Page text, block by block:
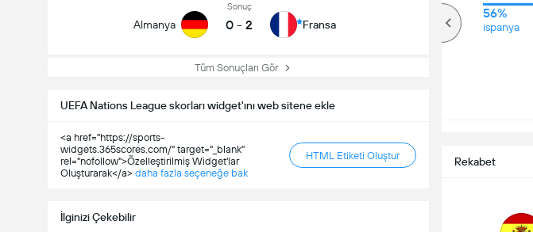
Almanya
Sonuç
0 - 2 Fransa
Tüm Sonuçları Gör
UEFA Nations League skorları widget'ını web sitene ekle
<a href="https://sports-
widgets.365scores.com/" target="_blank"
rel="nofollow">Özelleştirilmiş Widget'lar
Oluşturarak</a> daha fazla seçeneğe bak
HTML Etiketi Oluştur
İlginizi Çekebilir
56%
ispanya
Rekabet